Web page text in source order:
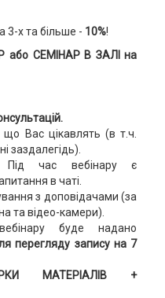
3-х та більше - 10%!
або СЕМІНАР В ЗАЛІ на
що Вас цікавлять (в т.ч.
заздалегідь).
Під час вебінару є
в чаті.
з доповідачами (за
та відео-камери).
буде надано
перегляду запису на 7
МАТЕРІАЛІВ +